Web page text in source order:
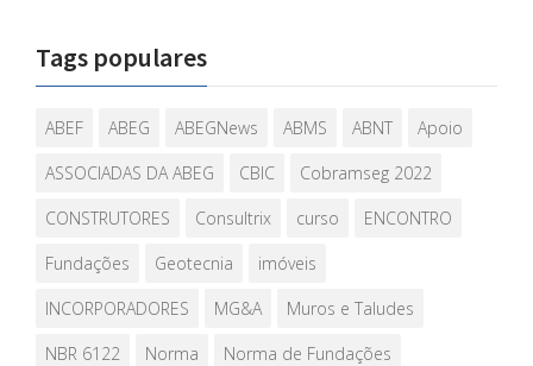
Tags populares
ABEF ABEG ABEGNews ABMS ABNT
Apoio
ASSOCIADAS DA ABEG
CBIC
Cobramseg 2022
CONSTRUTORES
Consultrix curso
ENCONTRO
Fundações
Geotecnia
imóveis
INCORPORADORES
MG&A
Muros e Taludes
NBR 6122
Norma
Norma de Fundações